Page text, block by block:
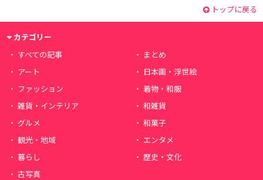
トップに戻る
カテゴリー
すべての記事
まとめ
アート
日本画・浮世絵
ファッション
着物・和服
雑貨・インテリア
和雑貨
グルメ
和菓子
観光・地域
エンタメ
暮らし
歴史・文化
古写真